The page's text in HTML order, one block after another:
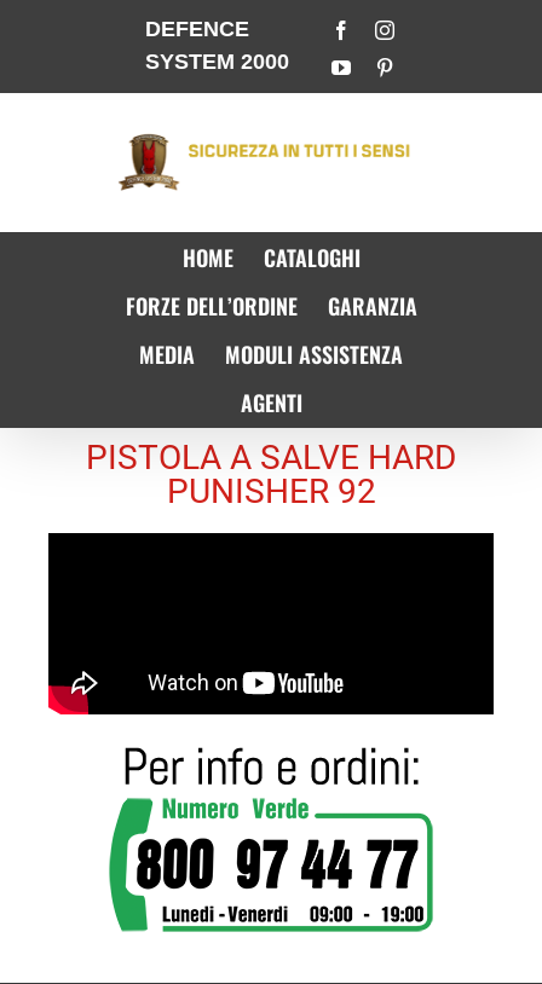
DEFENCE
SYSTEM 2000
HOME
CATALOGHI
FORZE DELL’ORDINE
GARANZIA
MEDIA
MODULI ASSISTENZA
AGENTI
PISTOLA A SALVE HARD
PUNISHER 92